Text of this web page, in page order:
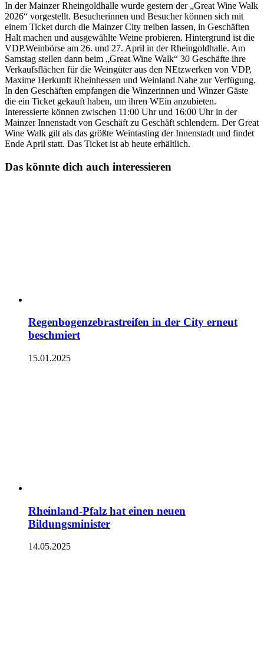
In der Mainzer Rheingoldhalle wurde gestern der „Great Wine Walk
2026“ vorgestellt. Besucherinnen und Besucher können sich mit
einem Ticket durch die Mainzer City treiben lassen, in Geschäften
Halt machen und ausgewählte Weine probieren. Hintergrund ist die
VDP.Weinbörse am 26. und 27. April in der Rheingoldhalle. Am
Samstag stellen dann beim „Great Wine Walk“ 30 Geschäfte ihre
Verkaufsflächen für die Weingüter aus den NEtzwerken von VDP,
Maxime Herkunft Rheinhessen und Weinland Nahe zur Verfügung.
In den Geschäften empfangen die Winzerinnen und Winzer Gäste
die ein Ticket gekauft haben, um ihren WEin anzubieten.
Interessierte können zwischen 11:00 Uhr und 16:00 Uhr in der
Mainzer Innenstadt von Geschäft zu Geschäft schlendern. Der Great
Wine Walk gilt als das größte Weintasting der Innenstadt und findet
Ende April statt. Das Ticket ist ab heute erhältlich.
Das könnte dich auch interessieren
Regenbogenzebrastreifen in der City erneut
beschmiert
15.01.2025
Rheinland-Pfalz hat einen neuen
Bildungsminister
14.05.2025